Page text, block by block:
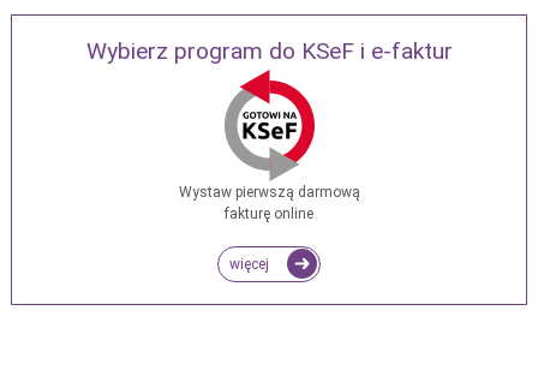
Wybierz program do KSeF i e-faktur
Wystaw pierwszą darmową
fakturę online
więcej